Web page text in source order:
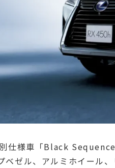
仕様車「Black
ベゼル、アルミホイール